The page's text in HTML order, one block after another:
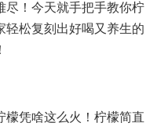
尽！今天就手把手教你柠
轻松复刻出好喝又养生的
檬凭啥这么火！柠檬简直